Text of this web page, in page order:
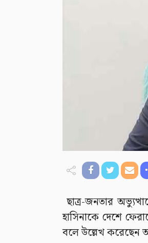
ছাত্র-জনতার
হাসিনাকে দেশে
বলে উল্লেখ করেছেন